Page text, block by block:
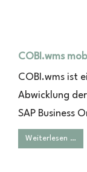
COBI.wms
COBI.wms ist
Abwicklung
SAP Business
Weiterlesen …